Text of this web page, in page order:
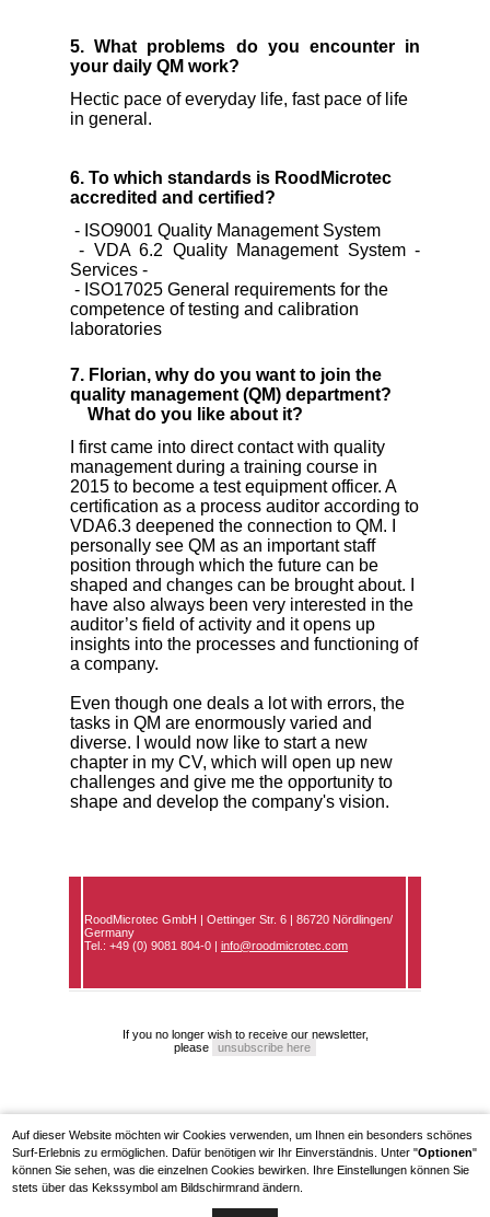
Auf dieser Website möchten wir Cookies verwenden, um Ihnen ein besonders schönes
Surf-Erlebnis zu ermöglichen. Dafür benötigen wir Ihr Einverständnis. Unter "Optionen"
können Sie sehen, was die einzelnen Cookies bewirken. Ihre Einstellungen können Sie
stets über das Kekssymbol am Bildschirmrand ändern.